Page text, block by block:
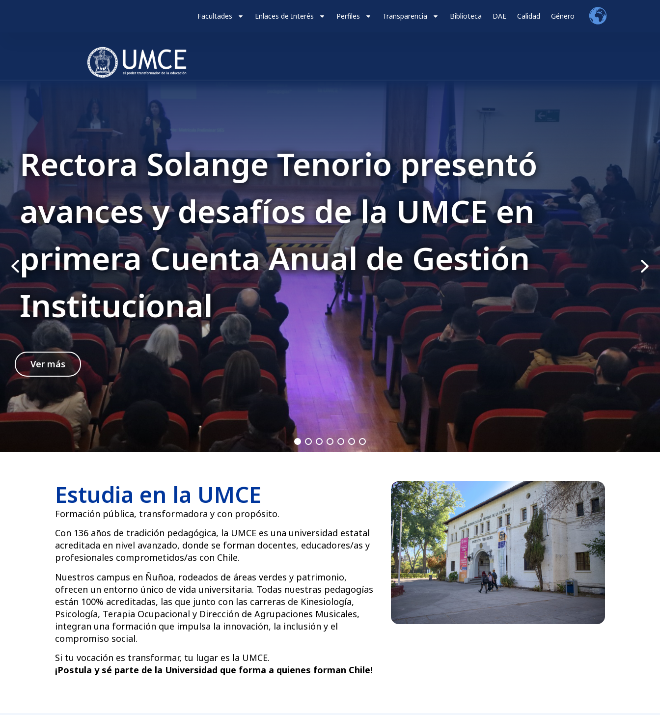
Facultades Enlaces de Interés Perfiles Transparencia Biblioteca DAE Calidad Género
Encuesta Autoevaluación
Institucional, tu voz es importante,
participa de la encuesta
Ver más
Estudia en la UMCE
Formación pública, transformadora y con propósito.
Con 136 años de tradición pedagógica, la UMCE es una universidad estatal
acreditada en nivel avanzado, donde se forman docentes, educadores/as y
profesionales comprometidos/as con Chile.
Nuestros campus en Ñuñoa, rodeados de áreas verdes y patrimonio,
ofrecen un entorno único de vida universitaria. Todas nuestras pedagogías
están 100% acreditadas, las que junto con las carreras de Kinesiología,
Psicología, Terapia Ocupacional y Dirección de Agrupaciones Musicales,
integran una formación que impulsa la innovación, la inclusión y el
compromiso social.
Si tu vocación es transformar, tu lugar es la UMCE.
¡Postula y sé parte de la Universidad que forma a quienes forman Chile!